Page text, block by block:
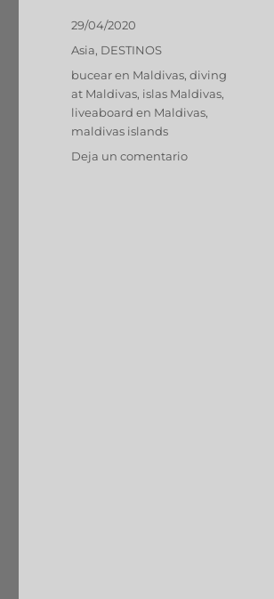
Publicado
29/04/2020
Categorías
Asia, DESTINOS
Etiquetas
bucear en Maldivas,diving
at Maldivas, islas Maldivas,
liveaboard en Maldivas,
maldivas islands
Deja un comentarioen